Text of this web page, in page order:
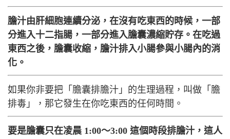
膽汁由肝細胞連續分泌，在沒有吃東西的時候，一部
分進入十二指腸，一部分進入膽囊濃縮貯存。在吃過
東西之後，膽囊收縮，膽汁排入小腸參與小腸內的消
化。
如果你非要把「膽囊排膽汁」的生理過程，叫做「膽
排毒」，那它發生在你吃東西的任何時間。
要是膽囊只在凌晨 1:00～3:00 這個時段排膽汁，這人